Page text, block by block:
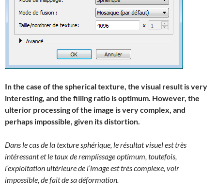
In the case of the spherical texture, the visual result is very
interesting, and the filling ratio is optimum. However, the
ulterior processing of the image is very complex, and
perhaps impossible, given its distortion.
Dans le cas de la texture sphérique, le résultat visuel est très
intéressant et le taux de remplissage optimum, toutefois,
l’exploitation ultérieure de l’image est très complexe, voir
impossible, de fait de sa déformation.